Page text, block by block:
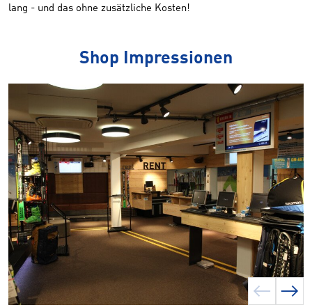
lang - und das ohne zusätzliche Kosten!
Shop Impressionen